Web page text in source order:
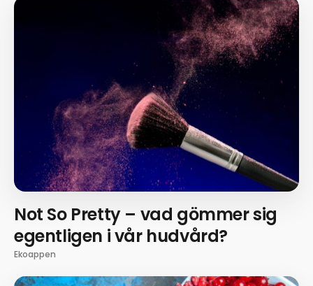
Not So Pretty – vad gömmer sig
egentligen i vår hudvård?
Ekoappen